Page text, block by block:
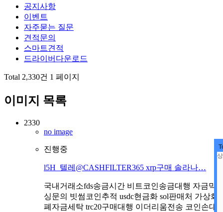
공지사항
이벤트
자주묻는 질문
견적문의
스마트견적
드라이버다운로드
Total 2,330건 1 페이지
이미지 목록
2330
no image
진행중
l5H_텔레@CASHFILTER365 xrp구매 솔라나…
국내거래소fds송금시간 비트코인송금대행 자금믹
싱문의 빗썸코인추적 usdc현금화 sol판매처 가상화
폐자금세탁 trc20구매대행 이더리움전송 코인손대